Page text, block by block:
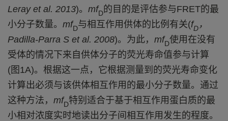
Lerayet al. 2013)。 mfD的目的是评估参与FRET的最
小分子数量。 mfD与相互作用供体的比例有关(fD ，
Padilla-Parra S et al. 2008)。为此， mfD使用在没有
受体的情况下来自供体分子的荧光寿命值参与计算
(图 1A)。根据这一点，它根据测量到的荧光寿命变化
计算出必须与该供体相互作用的最小分子数量。通过
这种方法， mfD特别适合于基于相互作用蛋白质的最
小相对浓度实时地读出分子间 相互作用发生的程度。